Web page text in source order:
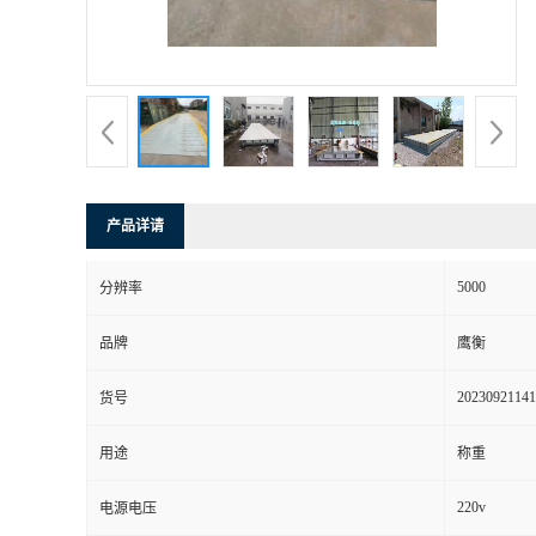
产品详请
分辨率 5000
品牌 鹰衡
货号
用途 称重
电源电压 220v